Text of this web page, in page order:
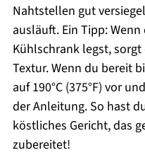
Nahtstellen gut
ausläuft. Ein Tipp:
Kühlschrank legst,
Textur. Wenn du bereit
auf 190°C (375°F) vor
der Anleitung. So hast
köstliches Gericht, das
zubereitet!